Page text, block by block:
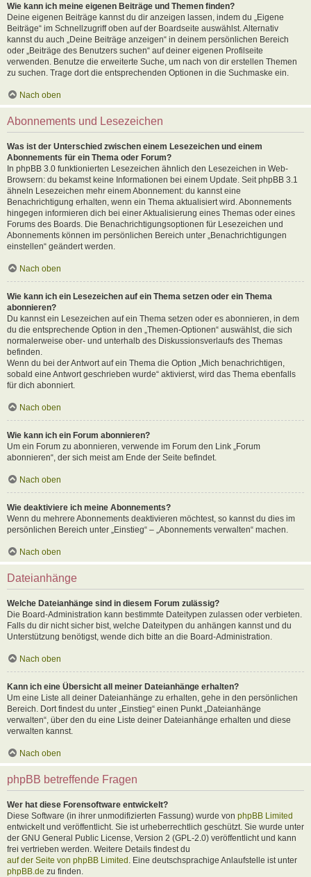
Wie kann ich meine eigenen Beiträge und Themen finden?
Deine eigenen Beiträge kannst du dir anzeigen lassen, indem du „Eigene
Beiträge“ im Schnellzugriff oben auf der Boardseite auswählst. Alternativ
kannst du auch „Deine Beiträge anzeigen“ in deinem persönlichen Bereich
oder „Beiträge des Benutzers suchen“ auf deiner eigenen Profilseite
verwenden. Benutze die erweiterte Suche, um nach von dir erstellen Themen
zu suchen. Trage dort die entsprechenden Optionen in die Suchmaske ein.
Nach oben
Abonnements und Lesezeichen
Was ist der Unterschied zwischen einem Lesezeichen und einem
Abonnements für ein Thema oder Forum?
In phpBB 3.0 funktionierten Lesezeichen ähnlich den Lesezeichen in Web-
Browsern: du bekamst keine Informationen bei einem Update. Seit phpBB 3.1
ähneln Lesezeichen mehr einem Abonnement: du kannst eine
Benachrichtigung erhalten, wenn ein Thema aktualisiert wird. Abonnements
hingegen informieren dich bei einer Aktualisierung eines Themas oder eines
Forums des Boards. Die Benachrichtigungsoptionen für Lesezeichen und
Abonnements können im persönlichen Bereich unter „Benachrichtigungen
einstellen“ geändert werden.
Nach oben
Wie kann ich ein Lesezeichen auf ein Thema setzen oder ein Thema
abonnieren?
Du kannst ein Lesezeichen auf ein Thema setzen oder es abonnieren, in dem
du die entsprechende Option in den „Themen-Optionen“ auswählst, die sich
normalerweise ober- und unterhalb des Diskussionsverlaufs des Themas
befinden.
Wenn du bei der Antwort auf ein Thema die Option „Mich benachrichtigen,
sobald eine Antwort geschrieben wurde“ aktivierst, wird das Thema ebenfalls
für dich abonniert.
Nach oben
Wie kann ich ein Forum abonnieren?
Um ein Forum zu abonnieren, verwende im Forum den Link „Forum
abonnieren“, der sich meist am Ende der Seite befindet.
Nach oben
Wie deaktiviere ich meine Abonnements?
Wenn du mehrere Abonnements deaktivieren möchtest, so kannst du dies im
persönlichen Bereich unter „Einstieg“ – „Abonnements verwalten“ machen.
Nach oben
Dateianhänge
Welche Dateianhänge sind in diesem Forum zulässig?
Die Board-Administration kann bestimmte Dateitypen zulassen oder verbieten.
Falls du dir nicht sicher bist, welche Dateitypen du anhängen kannst und du
Unterstützung benötigst, wende dich bitte an die Board-Administration.
Nach oben
Kann ich eine Übersicht all meiner Dateianhänge erhalten?
Um eine Liste all deiner Dateianhänge zu erhalten, gehe in den persönlichen
Bereich. Dort findest du unter „Einstieg“ einen Punkt „Dateianhänge
verwalten“, über den du eine Liste deiner Dateianhänge erhalten und diese
verwalten kannst.
Nach oben
phpBB betreffende Fragen
Wer hat diese Forensoftware entwickelt?
Diese Software (in ihrer unmodifizierten Fassung) wurde von phpBB Limited
entwickelt und veröffentlicht. Sie ist urheberrechtlich geschützt. Sie wurde unter
der GNU General Public License, Version 2 (GPL-2.0) veröffentlicht und kann
frei vertrieben werden. Weitere Details findest du
auf der Seite von phpBB Limited . Eine deutschsprachige Anlaufstelle ist unter
phpBB.de zu finden.